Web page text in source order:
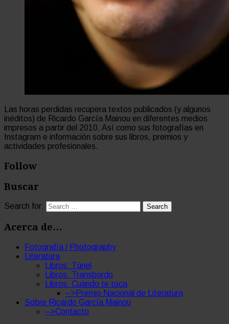
Las horas perdidas recupera textos publicados (y algunos
inéditos) de Ricardo García Mainou en diferentes medios
impresos a partir del 2010. Así como sus fotografías en
Instagram e información sobre sus libros, premios y
actividades profesionales.
Follow
Buscar
Search for:
Acerca de…
Fotografía / Photography
Literatura
Libros: Túnel
Libros: Transbordo
Libros: Cuando te toca
–>Premio Nacional de Literatura
Sobre Ricardo García Mainou
–>Contacto